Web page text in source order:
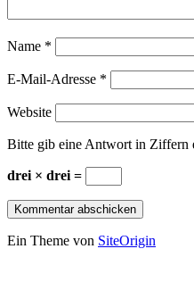
Name *
E-Mail-Adresse *
Website
Bitte gib eine Antwort in Ziffern
drei × drei =
Ein Theme von SiteOrigin